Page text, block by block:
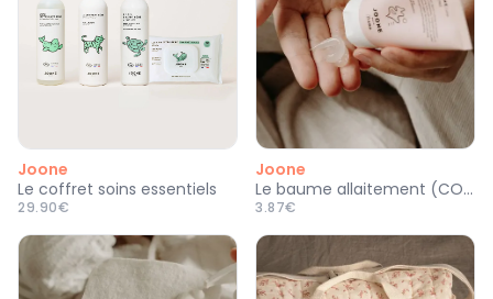
Joone
Le coffret soins essentiels
29.90€
Joone
Le baume allaitement (COSMOS ORGANIC)
3.87€